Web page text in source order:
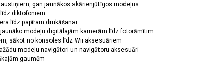
gan jaunākos skārienjūtīgos modeļus
diktofoniem
līdz papīram drukāšanai
modeļu digitālajām kamerām līdz fotorāmītim
sākot no konsoles līdz Wii aksesuāriem
modeļu navigātori un navigātoru aksesuāri
gaumēm